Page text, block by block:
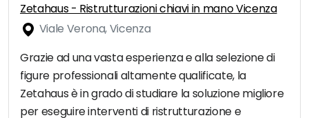
Zetahaus - Ristrutturazioni chiavi in mano Vicenza
Viale Verona, Vicenza
Grazie ad una vasta esperienza e alla selezione di
figure professionali altamente qualificate, la
Zetahaus è in grado di studiare la soluzione migliore
per eseguire interventi di ristrutturazione e